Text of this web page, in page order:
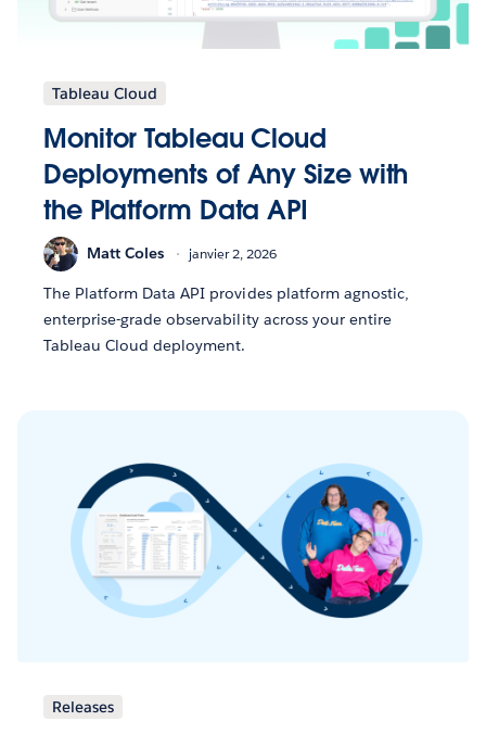
Tableau Cloud
Monitor Tableau Cloud
Deployments of Any Size with
the Platform Data API
Matt Coles janvier 2, 2026
The Platform Data API provides platform agnostic,
enterprise-grade observability across your entire
Tableau Cloud deployment.
Releases